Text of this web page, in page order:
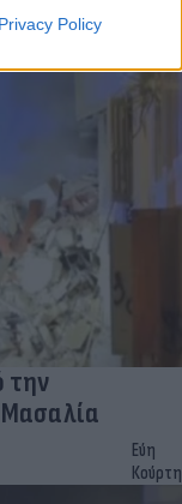
Privacy Policy
την
Εύη
Κούρτη